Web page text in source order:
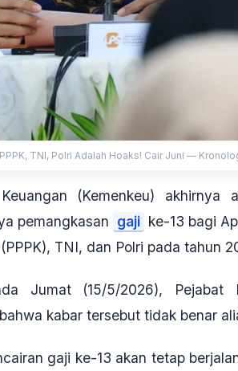
TNI, Polri Adalah Hoaks! Cair Juni —
(Kemenkeu) akhirnya
pemangkasan gaji ke-13 bagi
TNI, dan Polri pada tahun
Jumat (15/5/2026), Pejabat
kabar tersebut tidak benar
gaji ke-13 akan tetap